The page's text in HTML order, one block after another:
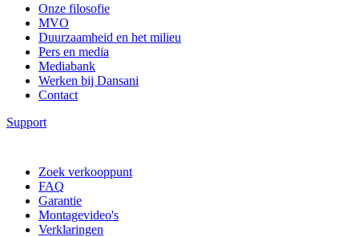
Onze filosofie
MVO
Duurzaamheid en het milieu
Pers en media
Mediabank
Werken bij Dansani
Contact
Support
Zoek verkooppunt
FAQ
Garantie
Montagevideo's
Verklaringen